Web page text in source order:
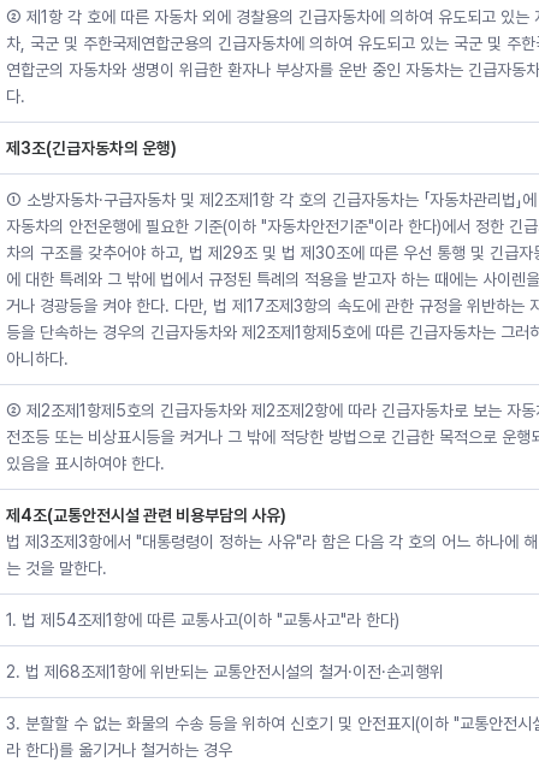
② 제1항 각 호에 따른 자동차 외에 경찰용의 긴급자동차에 의하여 유도되고 있는
차, 국군 및 주한국제연합군용의 긴급자동차에 의하여 유도되고 있는 국군 및 주한
연합군의 자동차와 생명이 위급한 환자나 부상자를 운반 중인 자동차는 긴급자동
다.
제3조(긴급자동차의 운행)
① 소방자동차·구급자동차 및 제2조제1항 각 호의 긴급자동차는 「자동차관리법」
자동차의 안전운행에 필요한 기준(이하 "자동차안전기준"이라 한다)에서 정한 긴
차의 구조를 갖추어야 하고, 법 제29조 및 법 제30조에 따른 우선 통행 및 긴급자
에 대한 특례와 그 밖에 법에서 규정된 특례의 적용을 받고자 하는 때에는 사이렌
거나 경광등을 켜야 한다. 다만, 법 제17조제3항의 속도에 관한 규정을 위반하는
등을 단속하는 경우의 긴급자동차와 제2조제1항제5호에 따른 긴급자동차는 그러
아니하다.
② 제2조제1항제5호의 긴급자동차와 제2조제2항에 따라 긴급자동차로 보는 자동
전조등 또는 비상표시등을 켜거나 그 밖에 적당한 방법으로 긴급한 목적으로 운행
있음을 표시하여야 한다.
제4조(교통안전시설 관련 비용부담의 사유)
법 제3조제3항에서 "대통령령이 정하는 사유"라 함은 다음 각 호의 어느 하나에
는 것을 말한다.
1. 법 제54조제1항에 따른 교통사고(이하 "교통사고"라 한다)
2. 법 제68조제1항에 위반되는 교통안전시설의 철거·이전·손괴행위
3. 분할할 수 없는 화물의 수송 등을 위하여 신호기 및 안전표지(이하 "교통안전시
라 한다)를 옮기거나 철거하는 경우